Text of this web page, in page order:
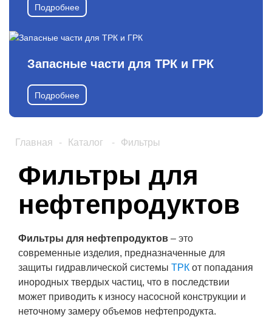
Подробнее
Запасные части для ТРК и ГРК
Подробнее
Главная - Каталог - Фильтры
Фильтры для
нефтепродуктов
Фильтры для нефтепродуктов – это
современные изделия, предназначенные для
защиты гидравлической системы ТРК от попадания
инородных твердых частиц, что в последствии
может приводить к износу насосной конструкции и
неточному замеру объемов нефтепродукта.